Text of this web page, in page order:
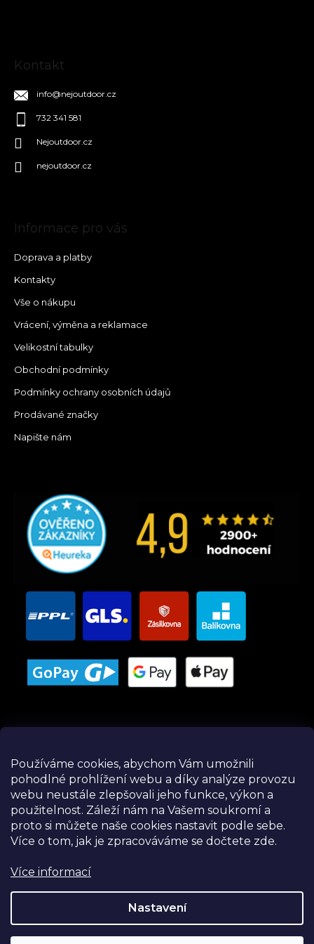
Používáme cookies, abychom Vám umožnili
pohodlné prohlížení webu a díky analýze provozu
webu neustále zlepšovali jeho funkce, výkon a
použitelnost. Záleží nám na Vašem soukromí a
proto si můžete naše cookies nastavit podle sebe.
Více o tom, jak je zpracováváme se dočtete zde.
Více informací
Nastavení
Kontakt
info@nejoutdoor.cz
732 341 581
Nejoutdoor.cz
nejoutdoor.cz
Informace pro vás
Doprava a platby
Kontakty
Vše o nákupu
Vrácení, výměna a reklamace
Velikostní tabulky
Obchodní podmínky
Podmínky ochrany osobních údajů
Prodávané značky
Napište nám
Instagram